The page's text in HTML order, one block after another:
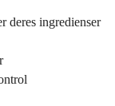
deres ingredienser